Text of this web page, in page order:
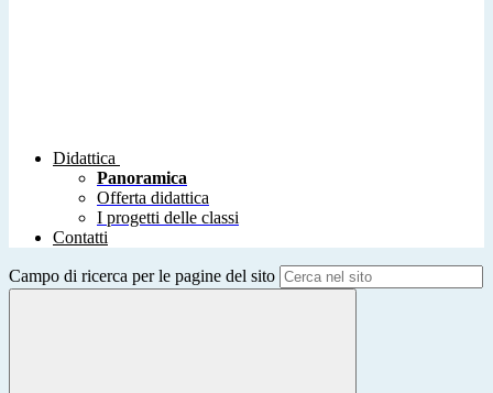
Didattica
Panoramica
Offerta didattica
I progetti delle classi
Contatti
Campo di ricerca per le pagine del sito